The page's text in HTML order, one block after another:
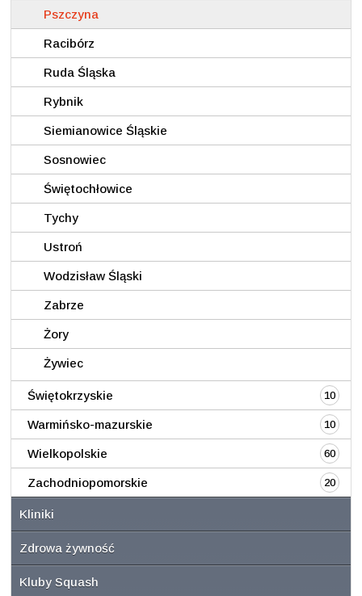
Pszczyna
Racibórz
Ruda Śląska
Rybnik
Siemianowice Śląskie
Sosnowiec
Świętochłowice
Tychy
Ustroń
Wodzisław Śląski
Zabrze
Żory
Żywiec
Świętokrzyskie 10
Warmińsko-mazurskie 10
Wielkopolskie 60
Zachodniopomorskie 20
Kliniki
Zdrowa żywność
Kluby Squash